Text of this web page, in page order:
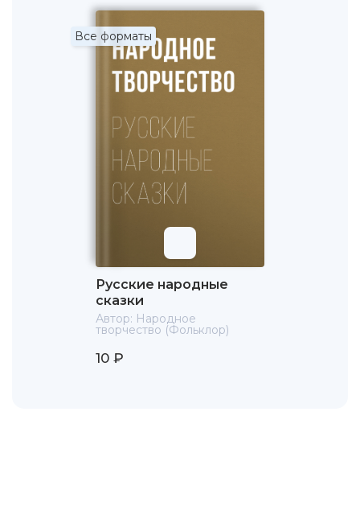
Все форматы
Русские народные
сказки
Автор: Народное
творчество (Фольклор)
10 ₽